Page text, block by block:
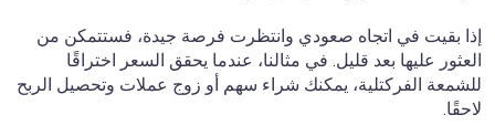
إذا بقيت في اتجاه صعودي وانتظرت فرصة جيدة، فستتمكن من
العثور عليها بعد قليل. في مثالنا، عندما يحقق السعر اختراقًا
للشمعة الفركتلية، يمكنك شراء سهم أو زوج عملات وتحصيل الربح
لاحقًا.